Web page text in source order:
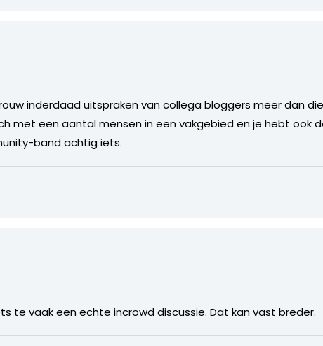
inderdaad uitspraken van collega bloggers meer dan
met een aantal mensen in een vakgebied en je hebt ook
band achtig iets.
te vaak een echte incrowd discussie. Dat kan vast breder.